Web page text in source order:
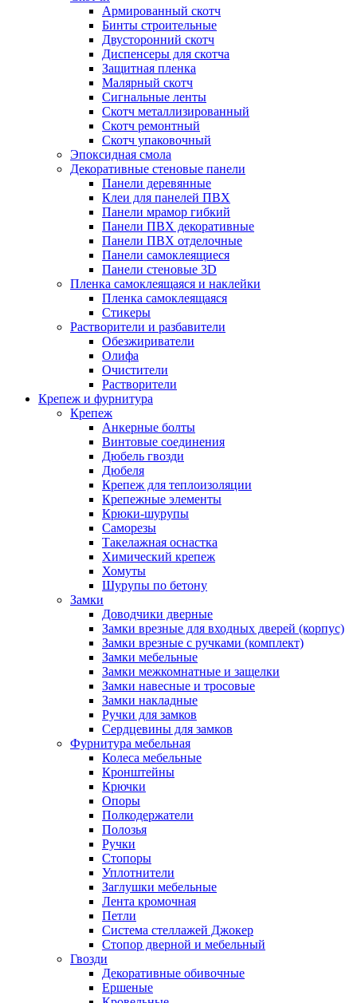
Армированный скотч
Бинты строительные
Двусторонний скотч
Диспенсеры для скотча
Защитная пленка
Малярный скотч
Сигнальные ленты
Скотч металлизированный
Скотч ремонтный
Скотч упаковочный
Эпоксидная смола
Декоративные стеновые панели
Панели деревянные
Клеи для панелей ПВХ
Панели мрамор гибкий
Панели ПВХ декоративные
Панели ПВХ отделочные
Панели самоклеящиеся
Панели стеновые 3D
Пленка самоклеящаяся и наклейки
Пленка самоклеящаяся
Стикеры
Растворители и разбавители
Обезжириватели
Олифа
Очистители
Растворители
Крепеж и фурнитура
Крепеж
Анкерные болты
Винтовые соединения
Дюбель гвозди
Дюбеля
Крепеж для теплоизоляции
Крепежные элементы
Крюки-шурупы
Саморезы
Такелажная оснастка
Химический крепеж
Хомуты
Шурупы по бетону
Замки
Доводчики дверные
Замки врезные для входных дверей (корпус)
Замки врезные с ручками (комплект)
Замки мебельные
Замки межкомнатные и защелки
Замки навесные и тросовые
Замки накладные
Ручки для замков
Сердцевины для замков
Фурнитура мебельная
Колеса мебельные
Кронштейны
Крючки
Опоры
Полкодержатели
Полозья
Ручки
Стопоры
Уплотнители
Заглушки мебельные
Лента кромочная
Петли
Система стеллажей Джокер
Стопор дверной и мебельный
Гвозди
Декоративные обивочные
Ершеные